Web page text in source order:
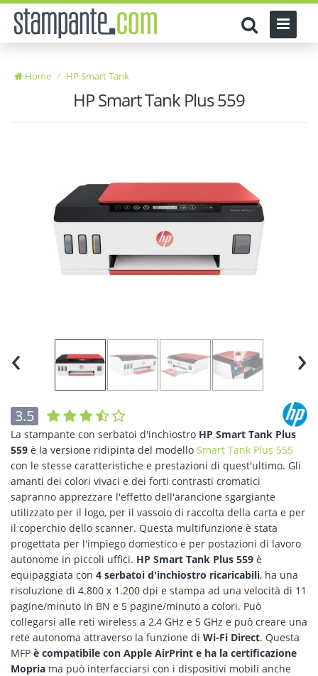
Home HP Smart Tank
HP Smart Tank Plus 559
‹ ›
3.5
La stampante con serbatoi d'inchiostro HP Smart Tank Plus
559 è la versione ridipinta del modello Smart Tank Plus 555
con le stesse caratteristiche e prestazioni di quest'ultimo. Gli
amanti dei colori vivaci e dei forti contrasti cromatici
sapranno apprezzare l'effetto dell'arancione sgargiante
utilizzato per il logo, per il vassoio di raccolta della carta e per
il coperchio dello scanner. Questa multifunzione è stata
progettata per l'impiego domestico e per postazioni di lavoro
autonome in piccoli uffici. HP Smart Tank Plus 559 è
equipaggiata con 4 serbatoi d'inchiostro ricaricabili, ha una
risoluzione di 4.800 x 1.200 dpi e stampa ad una velocità di 11
pagine/minuto in BN e 5 pagine/minuto a colori. Può
collegarsi alle reti wireless a 2,4 GHz e 5 GHz e può creare una
rete autonoma attraverso la funzione di Wi-Fi Direct. Questa
MFP è compatibile con Apple AirPrint e ha la certificazione
Mopria ma può interfacciarsi con i dispositivi mobili anche